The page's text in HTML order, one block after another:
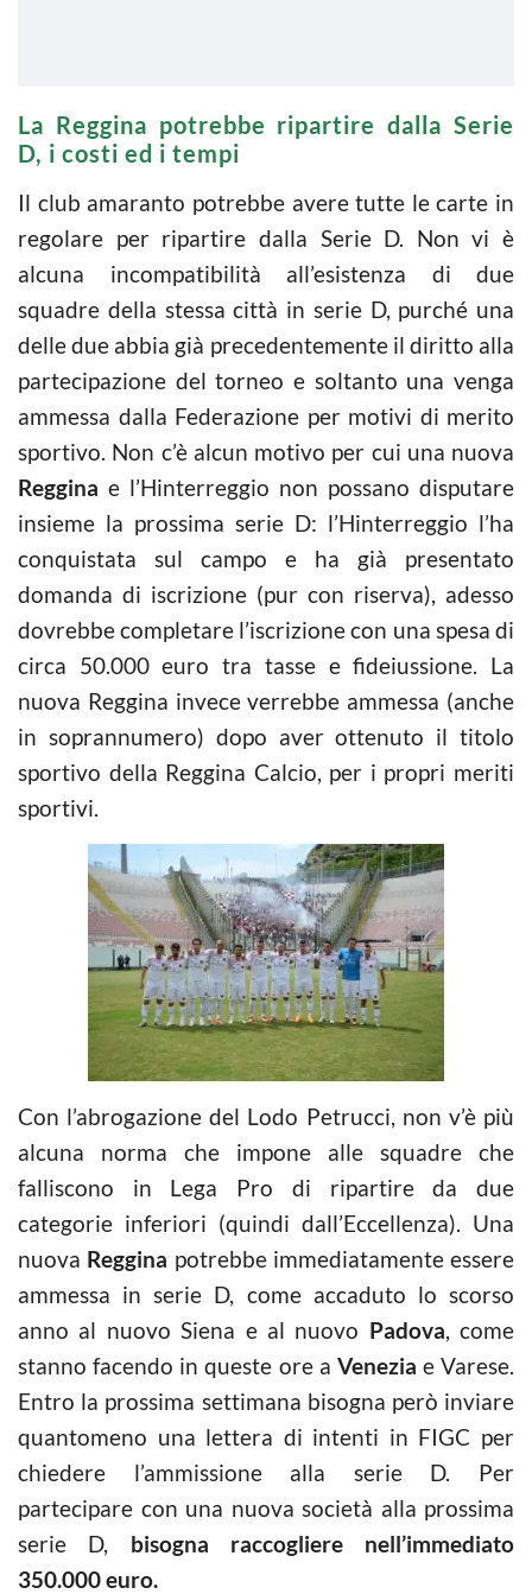
La Reggina potrebbe ripartire dalla Serie
D, i costi ed i tempi
Il club amaranto potrebbe avere tutte le carte in
regolare per ripartire dalla Serie D. Non vi è
alcuna incompatibilità all’esistenza di due
squadre della stessa città in serie D, purché una
delle due abbia già precedentemente il diritto alla
partecipazione del torneo e soltanto una venga
ammessa dalla Federazione per motivi di merito
sportivo. Non c’è alcun motivo per cui una nuova
Reggina e l’Hinterreggio non possano disputare
insieme la prossima serie D: l’Hinterreggio l’ha
conquistata sul campo e ha già presentato
domanda di iscrizione (pur con riserva), adesso
dovrebbe completare l’iscrizione con una spesa di
circa 50.000 euro tra tasse e fideiussione. La
nuova Reggina invece verrebbe ammessa (anche
in soprannumero) dopo aver ottenuto il titolo
sportivo della Reggina Calcio, per i propri meriti
sportivi.
Con l’abrogazione del Lodo Petrucci, non v’è più
alcuna norma che impone alle squadre che
falliscono in Lega Pro di ripartire da due
categorie inferiori (quindi dall’Eccellenza). Una
nuova Reggina potrebbe immediatamente essere
ammessa in serie D, come accaduto lo scorso
anno al nuovo Siena e al nuovo Padova, come
stanno facendo in queste ore a Venezia e Varese.
Entro la prossima settimana bisogna però inviare
quantomeno una lettera di intenti in FIGC per
chiedere l’ammissione alla serie D. Per
partecipare con una nuova società alla prossima
serie D, bisogna raccogliere nell’immediato
350.000 euro.